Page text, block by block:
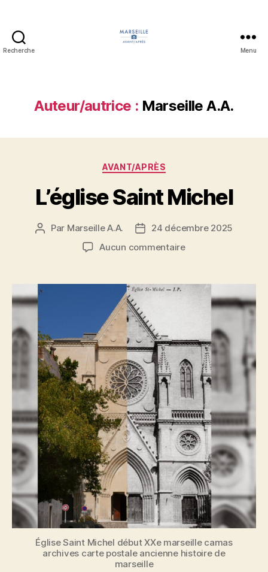
Recherche Menu
Auteur/autrice : Marseille A.A.
Catégories
AVANT/APRÈS
L’église Saint Michel
Auteur
Par Marseille A.A.
Date24 décembre 2025
Aucun commentairesur
Michel
Église Saint Michel début XXe marseille camas
archives carte postale ancienne histoire de
marseille